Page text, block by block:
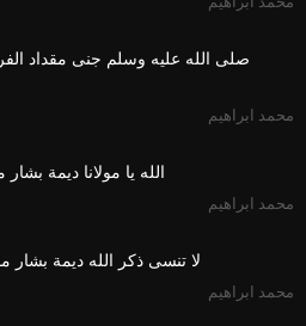
محمد ابراهيم
الله يا مولانا ديمة بشار
محمد ابراهيم
لا تنسى ذكر الله ديمة بشار
محمد ابراهيم